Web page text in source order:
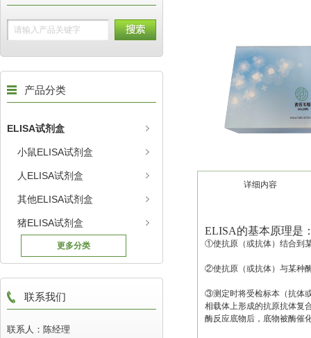
产品分类
ELISA试剂盒
小鼠ELISA试剂盒
人ELISA试剂盒
其他ELISA试剂盒
猪ELISA试剂盒
更多分类
联系我们
联系人：陈经理
详细内容
ELISA的基本原理是
①使抗原（或抗体）结合到
②使抗原（或抗体）与某种
③测定时将受检标本（抗体
相载体上形成的抗原抗体复
酶反应底物后，底物被酶催